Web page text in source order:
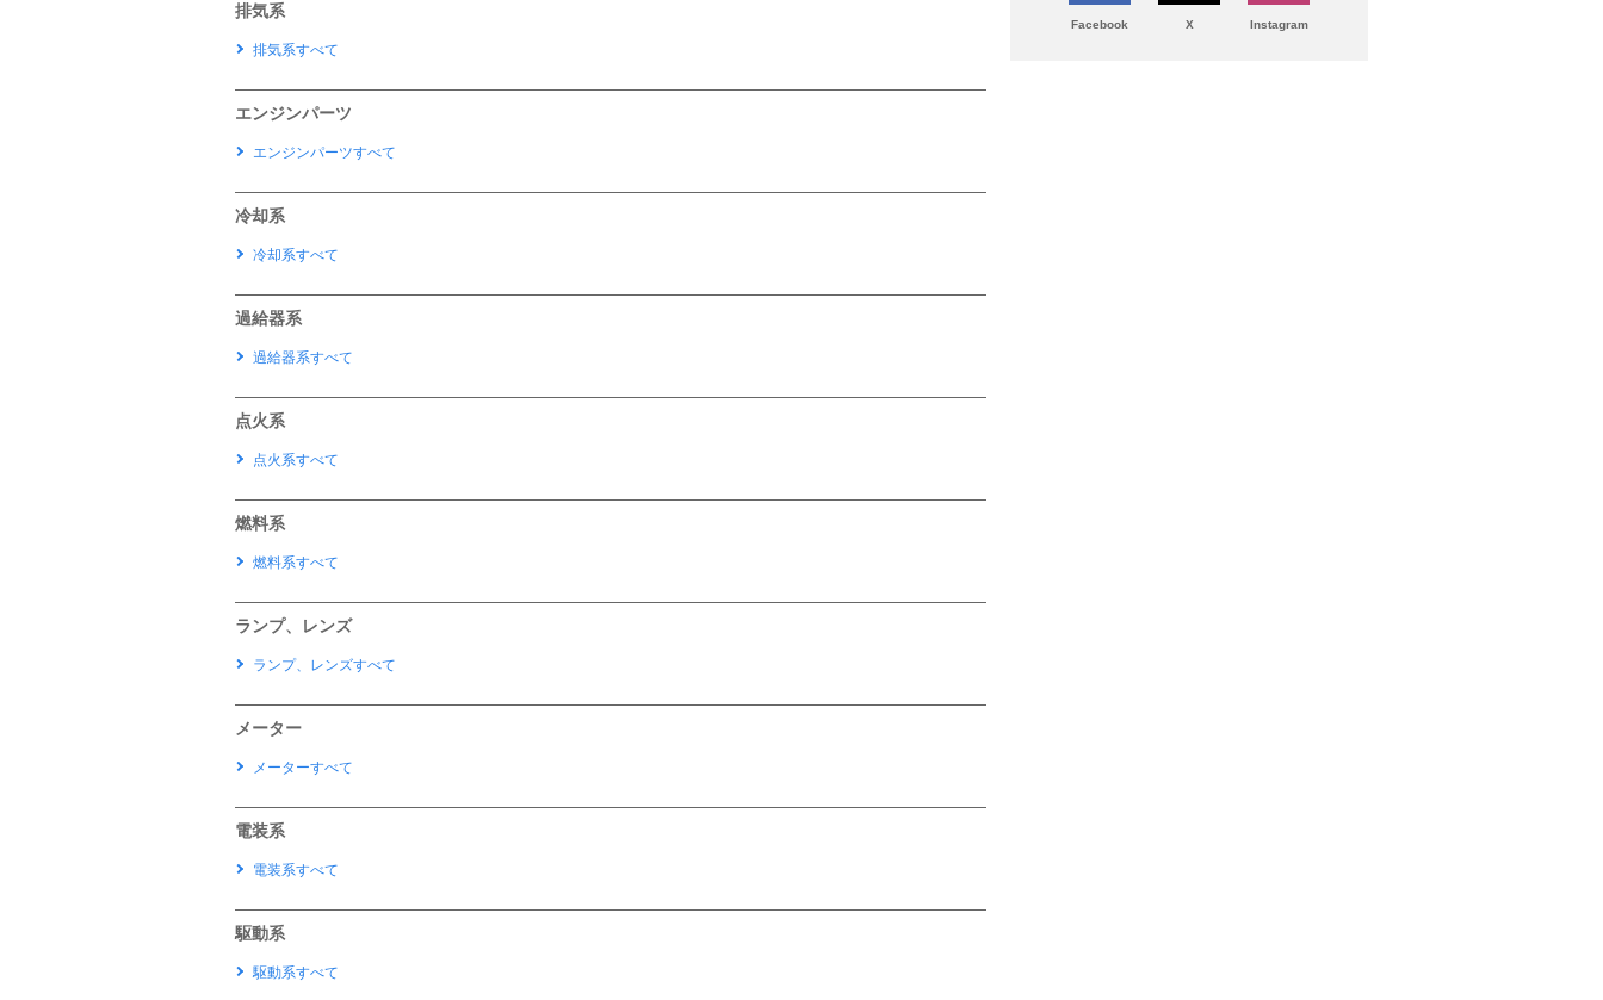
排気系
排気系すべて
エンジンパーツ
エンジンパーツすべて
冷却系
冷却系すべて
過給器系
過給器系すべて
点火系
点火系すべて
燃料系
燃料系すべて
ランプ、レンズ
ランプ、レンズすべて
メーター
メーターすべて
電装系
電装系すべて
駆動系
駆動系すべて
Facebook X Instagram